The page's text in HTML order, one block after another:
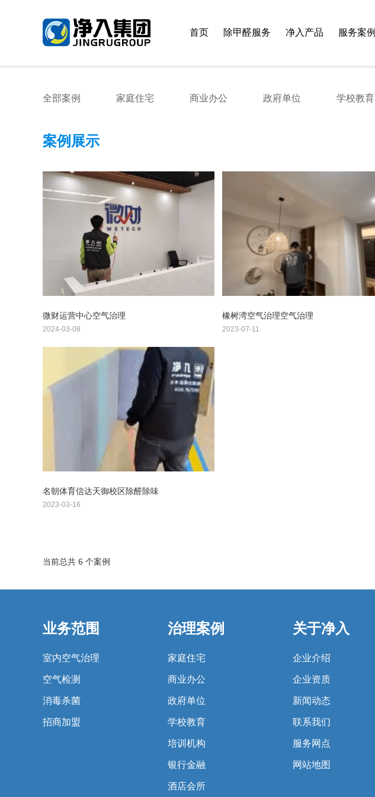
首页 除甲醛服务 净入产品 服务案例
全部案例 家庭住宅 商业办公 政府单位 学校教育
案例展示
微财运营中心空气治理
2024-03-08
橡树湾空气治理空气治理
2023-07-11
名朝体育信达天御校区除醛除味
2023-03-16
当前总共 6 个案例
业务范围
室内空气治理
空气检测
消毒杀菌
招商加盟
治理案例
家庭住宅
商业办公
政府单位
学校教育
培训机构
银行金融
酒店会所
关于净入
企业介绍
企业资质
新闻动态
联系我们
服务网点
网站地图